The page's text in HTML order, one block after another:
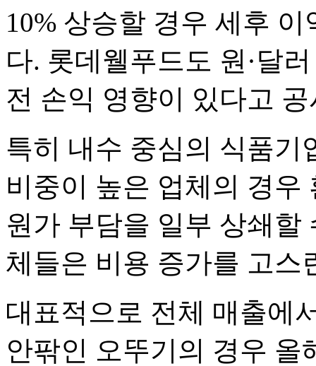
10% 상승할 경우 세후
다. 롯데웰푸드도 원·달
전 손익 영향이 있다고
특히 내수 중심의 식품기
비중이 높은 업체의 경우
원가 부담을 일부 상쇄할
체들은 비용 증가를 고스
대표적으로 전체 매출에
안팎인 오뚜기의 경우 올